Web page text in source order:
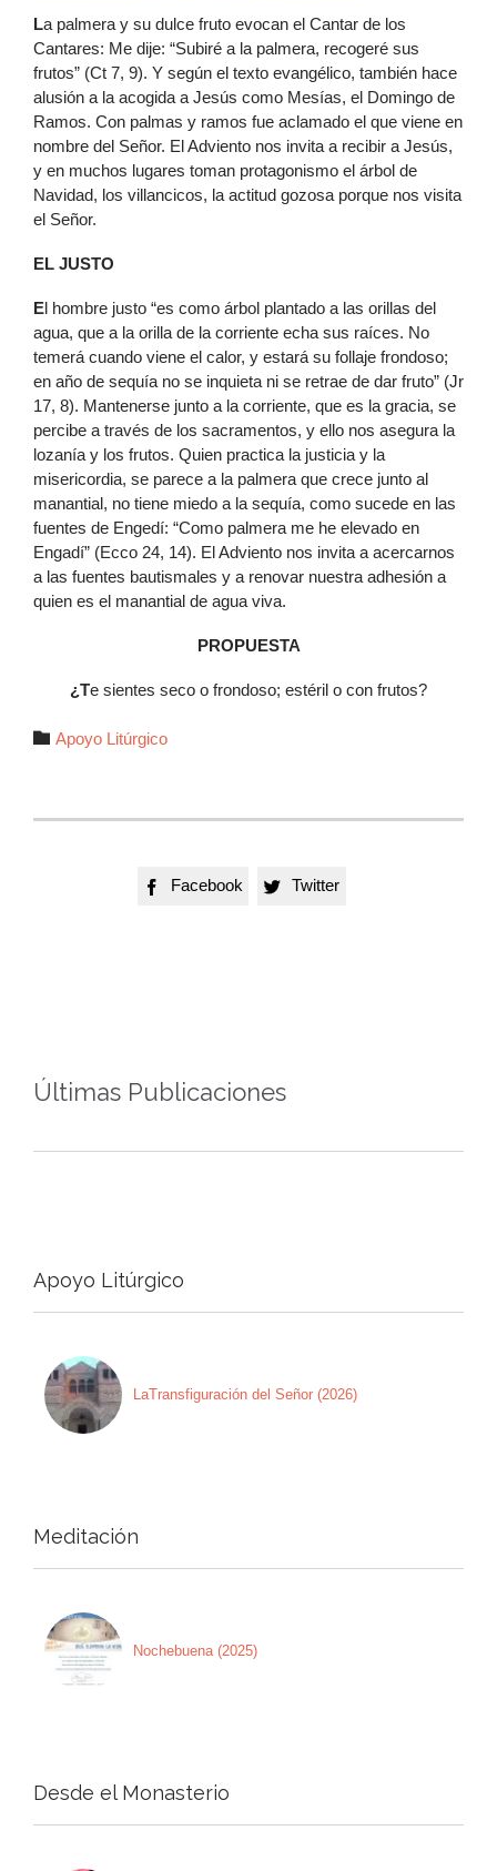
La palmera y su dulce fruto evocan el Cantar de los
Cantares: Me dije: “Subiré a la palmera, recogeré sus
frutos” (Ct 7, 9). Y según el texto evangélico, también hace
alusión a la acogida a Jesús como Mesías, el Domingo de
Ramos. Con palmas y ramos fue aclamado el que viene en
nombre del Señor. El Adviento nos invita a recibir a Jesús,
y en muchos lugares toman protagonismo el árbol de
Navidad, los villancicos, la actitud gozosa porque nos visita
el Señor.
EL JUSTO
E l hombre justo “es como árbol plantado a las orillas del
agua, que a la orilla de la corriente echa sus raíces. No
temerá cuando viene el calor, y estará su follaje frondoso;
en año de sequía no se inquieta ni se retrae de dar fruto” (Jr
17, 8). Mantenerse junto a la corriente, que es la gracia, se
percibe a través de los sacramentos, y ello nos asegura la
lozanía y los frutos. Quien practica la justicia y la
misericordia, se parece a la palmera que crece junto al
manantial, no tiene miedo a la sequía, como sucede en las
fuentes de Engedí: “Como palmera me he elevado en
Engadí” (Ecco 24, 14). El Adviento nos invita a acercarnos
a las fuentes bautismales y a renovar nuestra adhesión a
quien es el manantial de agua viva.
PROPUESTA
¿Te sientes seco o frondoso; estéril o con frutos?
 Autor
Apoyo Litúrgico
 Facebook  Twitter
Últimas Publicaciones
Apoyo Litúrgico
LaTransfiguración del Señor (2026)
Meditación
Nochebuena (2025)
Desde el Monasterio